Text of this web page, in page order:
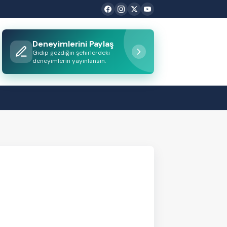
Deneyimlerini Paylaş
Gidip gezdiğin şehirlerdeki
deneyimlerin yayınlansın.